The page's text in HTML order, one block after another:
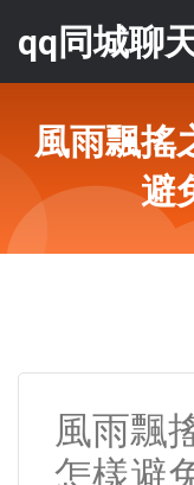
qq同城聊
風雨飄搖
避
風雨飄